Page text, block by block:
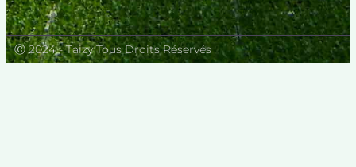
Ⓒ 2024 - Taizy Tous Droits Réservés